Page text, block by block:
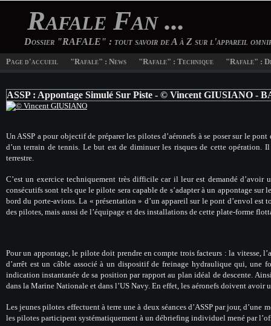
Rafale Fan ...
Dossier "RAFALE" : tout savoir de A à Z sur l'appareil
Page d'accueil "Rafale" : News "Rafale" : Technique "Rafale" :
ASSP : Appontage Simulé Sur Piste - © Vincent GIUSIANO -
Un ASSP a pour objectif de préparer les pilotes d’aéronefs à se poser sur le
d’un terrain de tennis. Le but est de diminuer les risques de cette opération.
terrestre.
C’est un exercice techniquement très difficile car il leur est demandé d’avoir
consécutifs sont tels que le pilote sera capable de s’adapter à un appontage sur
bord du porte-avions. La « présentation » d’un appareil sur le pont d’envol
des pilotes, mais aussi de l’équipage et des installations de cette plate-forme
Pour un appontage, le pilote doit prendre en compte trois facteurs : la vitesse,
d’arrêt est un câble associé à un dispositif de freinage hydraulique qui, une
indication instantanée de sa position par rapport au plan idéal de descente.
dans la Marine Nationale et dans l’US Navy. En effet, les aéronefs doivent
Les jeunes pilotes effectuent à terre une à deux séances d’ASSP par jour, d’une
les pilotes participent systématiquement à un débriefing individuel mené par